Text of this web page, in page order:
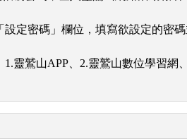
定密碼」欄位，填寫欲設定的密
靈鷲山APP、2.靈鷲山數位學習網